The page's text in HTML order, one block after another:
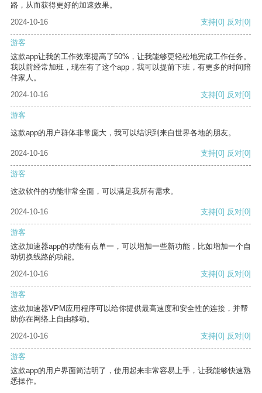
路，从而获得更好的加速效果。
2024-10-16
支持[0] 反对[0]
游客
这款app让我的工作效率提高了50%，让我能够更轻松地完成工作任务。
我以前经常加班，现在有了这个app，我可以提前下班，有更多的时间陪
伴家人。
2024-10-16
支持[0] 反对[0]
游客
这款app的用户群体非常庞大，我可以结识到来自世界各地的朋友。
2024-10-16 支持[0] 反对[0]
游客
这款软件的功能非常全面，可以满足我所有需求。
2024-10-16 支持[0] 反对[0]
游客
这款加速器app的功能有点单一，可以增加一些新功能，比如增加一个自
动切换线路的功能。
2024-10-16
支持[0] 反对[0]
游客
这款加速器VPM应用程序可以给你提供最高速度和安全性的连接，并帮
助你在网络上自由移动。
2024-10-16
支持[0] 反对[0]
游客
这款app的用户界面简洁明了，使用起来非常容易上手，让我能够快速熟
悉操作。